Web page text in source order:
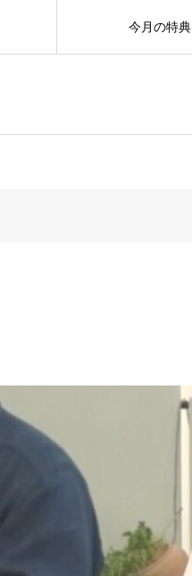
今月の特典